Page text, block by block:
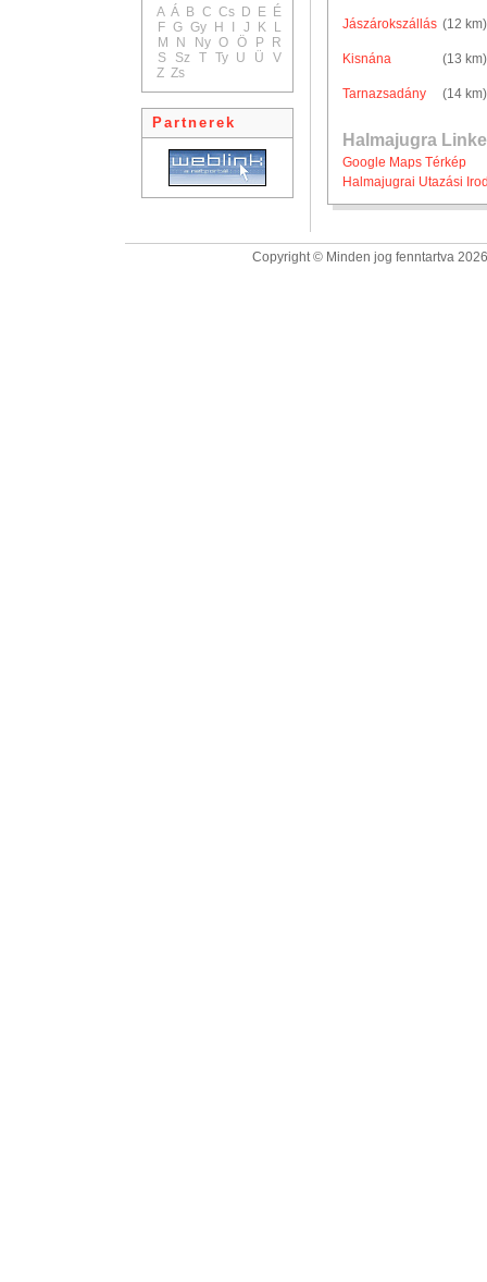
A Á B C Cs D E É
F G Gy H J K
L
M
N Ny O Ö P
R
S
Sz T Ty U Ü
V
Z Zs
Partnerek
Jászárokszállás (12 km)
Kisnána (13 km)
Tarnazsadány (14 km)
Halmajugra
Google Maps Térkép
Halmajugrai Utazási
Copyright © Minden jog fenntartva